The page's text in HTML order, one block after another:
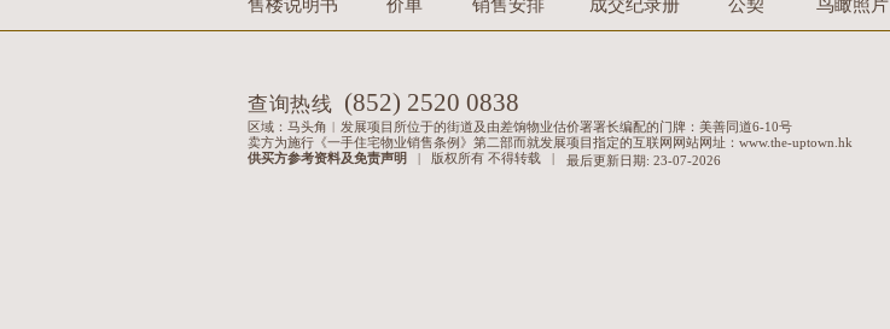
售楼说明书 价单 销售安排 成交纪录册 公契 鸟瞰照片
查询热线 (852) 2520 0838
区域：马头角︱发展项目所位于的街道及由差饷物业估价署署长编配的门牌：美善同道6-10号
卖方为施行《一手住宅物业销售条例》第二部而就发展项目指定的互联网网站网址：www.the-uptown.hk
供买方参考资料及免责声明
| 版权所有 不得转载 | 最后更新日期: 23-07-2026